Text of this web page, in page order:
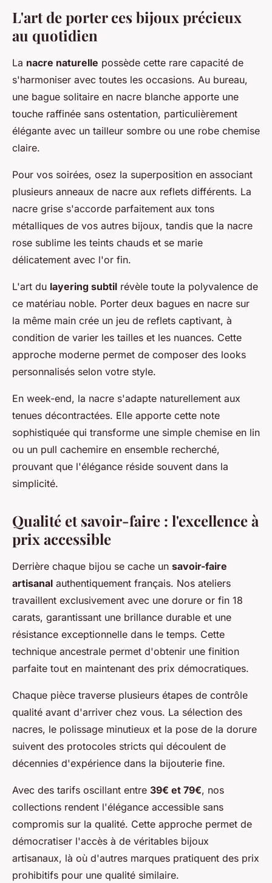
L'art de porter ces bijoux précieux
au quotidien
La nacre naturelle possède cette rare capacité de
s'harmoniser avec toutes les occasions. Au bureau,
une bague solitaire en nacre blanche apporte une
touche raffinée sans ostentation, particulièrement
élégante avec un tailleur sombre ou une robe chemise
claire.
Pour vos soirées, osez la superposition en associant
plusieurs anneaux de nacre aux reflets différents. La
nacre grise s'accorde parfaitement aux tons
métalliques de vos autres bijoux, tandis que la nacre
rose sublime les teints chauds et se marie
délicatement avec l'or fin.
L'art du layering subtil révèle toute la polyvalence de
ce matériau noble. Porter deux bagues en nacre sur
la même main crée un jeu de reflets captivant, à
condition de varier les tailles et les nuances. Cette
approche moderne permet de composer des looks
personnalisés selon votre style.
En week-end, la nacre s'adapte naturellement aux
tenues décontractées. Elle apporte cette note
sophistiquée qui transforme une simple chemise en lin
ou un pull cachemire en ensemble recherché,
prouvant que l'élégance réside souvent dans la
simplicité.
Qualité et savoir-faire : l'excellence à
prix accessible
Derrière chaque bijou se cache un savoir-faire
artisanal authentiquement français. Nos ateliers
travaillent exclusivement avec une dorure or fin 18
carats, garantissant une brillance durable et une
résistance exceptionnelle dans le temps. Cette
technique ancestrale permet d'obtenir une finition
parfaite tout en maintenant des prix démocratiques.
Chaque pièce traverse plusieurs étapes de contrôle
qualité avant d'arriver chez vous. La sélection des
nacres, le polissage minutieux et la pose de la dorure
suivent des protocoles stricts qui découlent de
décennies d'expérience dans la bijouterie fine.
Avec des tarifs oscillant entre 39€ et 79€, nos
collections rendent l'élégance accessible sans
compromis sur la qualité. Cette approche permet de
démocratiser l'accès à de véritables bijoux
artisanaux, là où d'autres marques pratiquent des prix
prohibitifs pour une qualité similaire.